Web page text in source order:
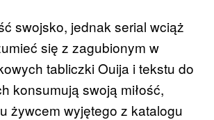
swojsko, jednak serial wciąż
się z zagubionym w
tabliczki Ouija i tekstu do
konsumują swoją miłość,
żywcem wyjętego z katalogu